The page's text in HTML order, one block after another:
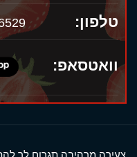
טלפון:
וואטסאפ: